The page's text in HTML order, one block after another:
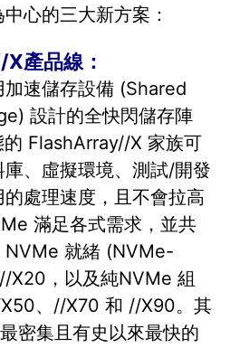
心的三大新方案：
產品線：
速儲存設備 (Shared
設計的全快閃儲存陣
FlashArray//X 家族可
、虛擬環境、測試/開發
處理速度，且不會拉高
滿足各式需求，並共
NVMe 就緒 (NVMe-
X20，以及純NVMe 組
、//X70 和 //X90。其
密集且有史以來最快的